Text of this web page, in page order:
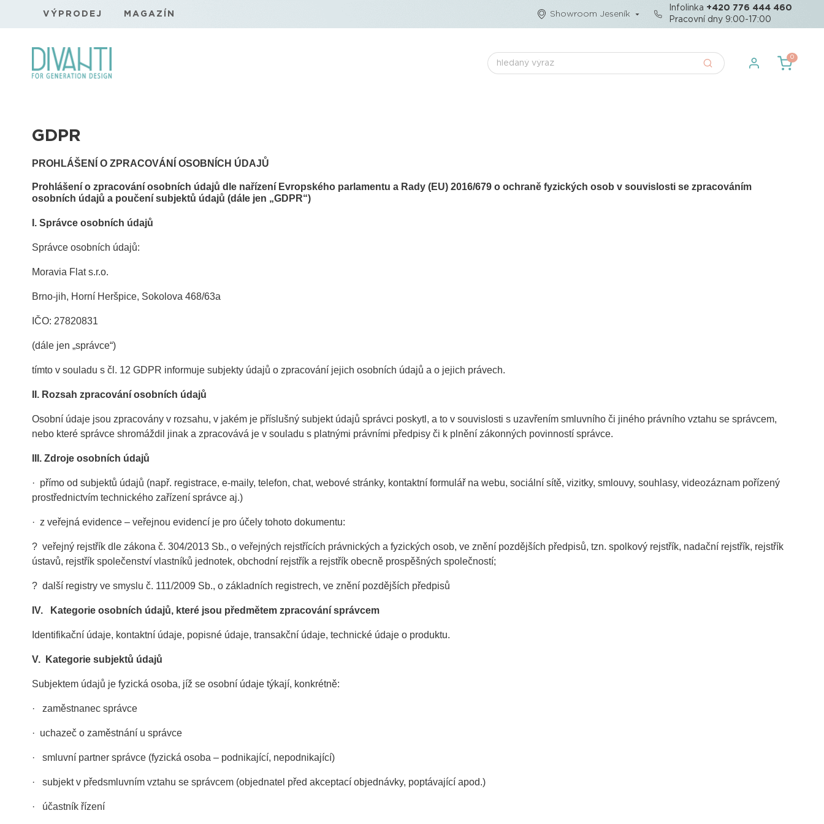
VÝPRODEJ MAGAZÍN Showroom Jeseník
Infolinka +420 776 444 460
Pracovní dny 9:00-17:00
0
GDPR
PROHLÁŠENÍ O ZPRACOVÁNÍ OSOBNÍCH ÚDAJŮ
Prohlášení o zpracování osobních údajů dle nařízení Evropského parlamentu a Rady (EU) 2016/679 o ochraně fyzických osob v souvislosti se zpracováním
osobních údajů a poučení subjektů údajů (dále jen „GDPR“)
I. Správce osobních údajů
Správce osobních údajů:
Moravia Flat s.r.o.
Brno-jih, Horní Heršpice, Sokolova 468/63a
IČO: 27820831
(dále jen „správce“)
tímto v souladu s čl. 12 GDPR informuje subjekty údajů o zpracování jejich osobních údajů a o jejich právech.
II. Rozsah zpracování osobních údajů
Osobní údaje jsou zpracovány v rozsahu, v jakém je příslušný subjekt údajů správci poskytl, a to v souvislosti s uzavřením smluvního či jiného právního vztahu se správcem,
nebo které správce shromáždil jinak a zpracovává je v souladu s platnými právními předpisy či k plnění zákonných povinností správce.
III. Zdroje osobních údajů
· přímo od subjektů údajů (např. registrace, e-maily, telefon, chat, webové stránky, kontaktní formulář na webu, sociální sítě, vizitky, smlouvy, souhlasy, videozáznam pořízený
prostřednictvím technického zařízení správce aj.)
· z veřejná evidence – veřejnou evidencí je pro účely tohoto dokumentu:
? veřejný rejstřík dle zákona č. 304/2013 Sb., o veřejných rejstřících právnických a fyzických osob, ve znění pozdějších předpisů, tzn. spolkový rejstřík, nadační rejstřík, rejstřík
ústavů, rejstřík společenství vlastníků jednotek, obchodní rejstřík a rejstřík obecně prospěšných společností;
? další registry ve smyslu č. 111/2009 Sb., o základních registrech, ve znění pozdějších předpisů
IV. Kategorie osobních údajů, které jsou předmětem zpracování správcem
Identifikační údaje, kontaktní údaje, popisné údaje, transakční údaje, technické údaje o produktu.
V. Kategorie subjektů údajů
Subjektem údajů je fyzická osoba, jíž se osobní údaje týkají, konkrétně:
· zaměstnanec správce
· uchazeč o zaměstnání u správce
· smluvní partner správce (fyzická osoba – podnikající, nepodnikající)
· subjekt v předsmluvním vztahu se správcem (objednatel před akceptací objednávky, poptávající apod.)
· účastník řízení